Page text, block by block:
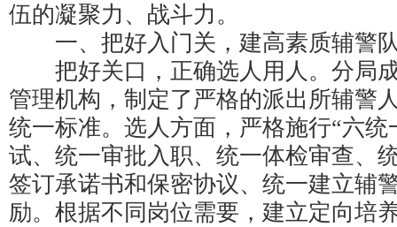
伍的凝聚力、战斗力。
一、把好入门关，建高素质辅警
把好关口，正确选人用人。分局
管理机构，制定了严格的派出所辅警
统一标准。选人方面，严格施行“六统
试、统一审批入职、统一体检审查、
签订承诺书和保密协议、统一建立辅
励。根据不同岗位需要，建立定向培